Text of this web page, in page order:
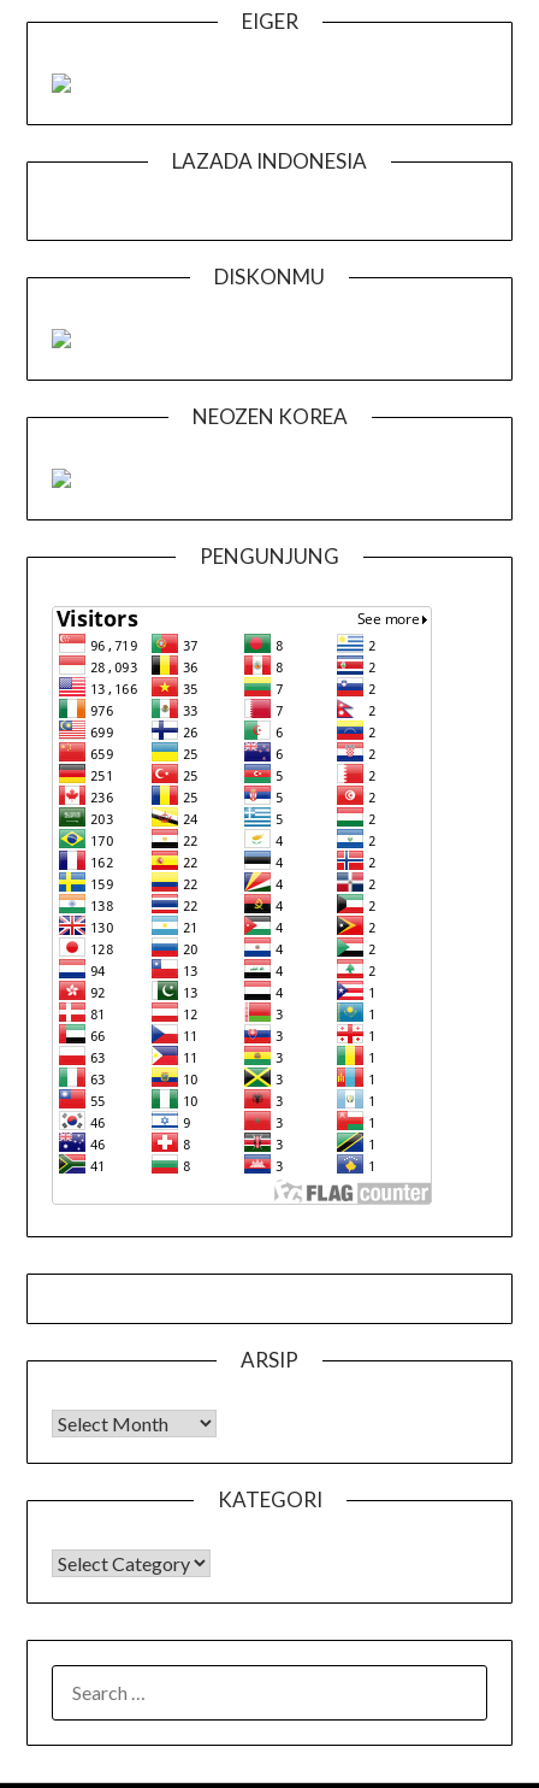
EIGER
LAZADA INDONESIA
DISKONMU
NEOZEN KOREA
PENGUNJUNG
ARSIP
Arsip
KATEGORI
KATEGORI
FOR: